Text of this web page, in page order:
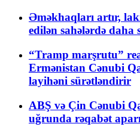
Əməkhaqları artır,
edilən sahələrdə daha
“Tramp marşrutu”
Ermənistan Cənubi
layihəni sürətləndirir
ABŞ və Çin Cənubi
uğrunda rəqabət